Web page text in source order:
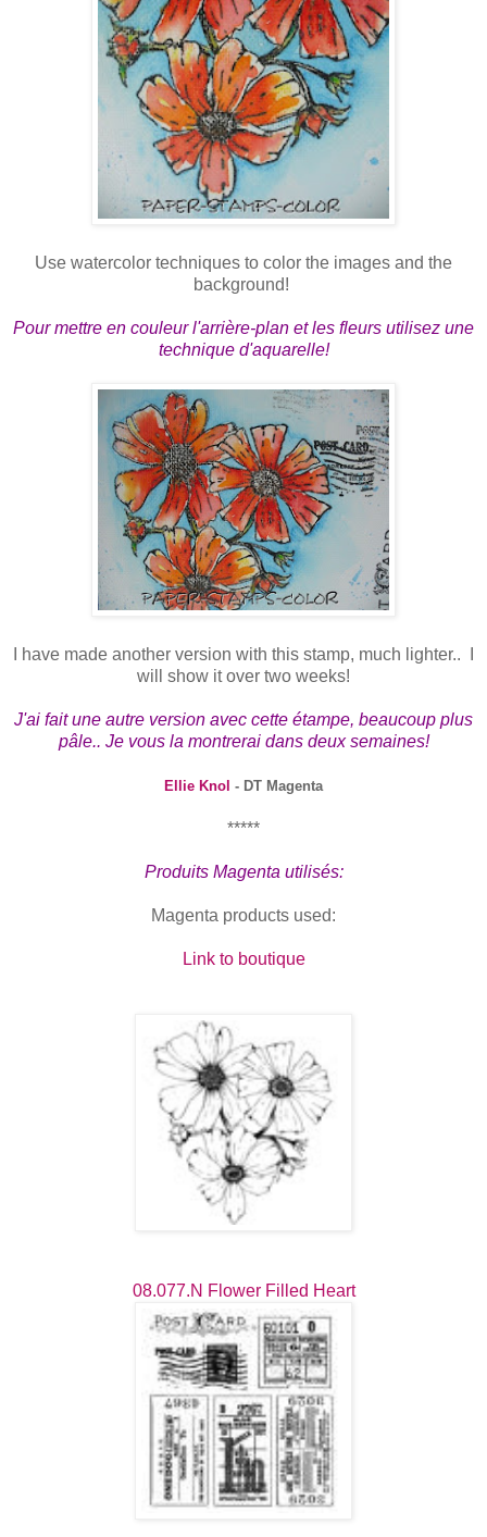
Use watercolor techniques to color the images and the
background!
Pour mettre en couleur l'arrière-plan et les fleurs utilisez une
technique d'aquarelle!
I have made another version with this stamp, much lighter.. I
will show it over two weeks!
J'ai fait une autre version avec cette étampe, beaucoup plus
pâle.. Je vous la montrerai dans deux semaines!
Ellie Knol - DT Magenta
*****
Produits Magenta utilisés:
Magenta products used:
Link to boutique
08.077.N Flower Filled Heart